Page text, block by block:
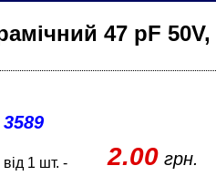
47 pF
3589
від 1 шт. - 2.00 грн.